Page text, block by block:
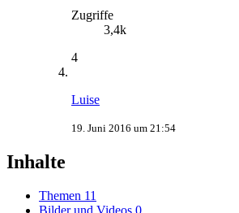
Zugriffe
3,4k
4
Luise
19. Juni 2016 um 21:54
Inhalte
Themen 11